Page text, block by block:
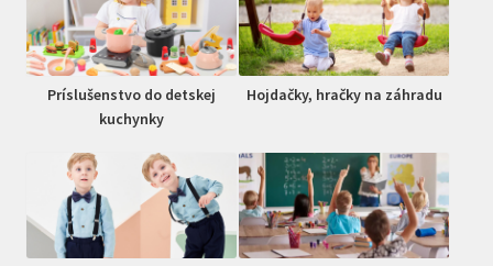
Príslušenstvo do detskej
kuchynky
Hojdačky, hračky na záhradu